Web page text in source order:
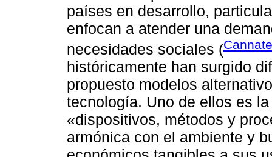
países en desarrollo,
enfocan a atender una
necesidades sociales (
históricamente han surgido
propuesto modelos
tecnología. Uno de ellos es
«dispositivos, métodos y
armónica con el ambiente y